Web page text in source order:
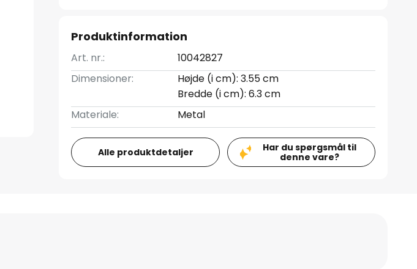
Produktinformation
Art. nr.:
10042827
Dimensioner:
Højde (i cm): 3.55 cm
Bredde (i cm): 6.3 cm
Materiale:
Metal
Alle produktdetaljer
Har du spørgsmål til
denne vare?